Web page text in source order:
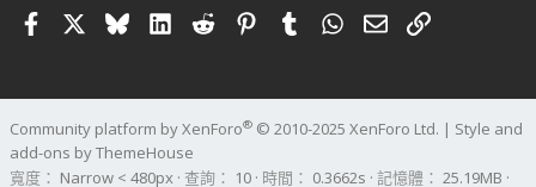
FacebookBlueskyLinkedIn
RedditPinterestTumblrWhatsApp
電子郵件
連結
Community platform by XenForo® © 2010-2025 XenForo Ltd. | Style and
add-ons by ThemeHouse
寬度
查詢 10 時間 0.3662s 記憶體 25.19MB